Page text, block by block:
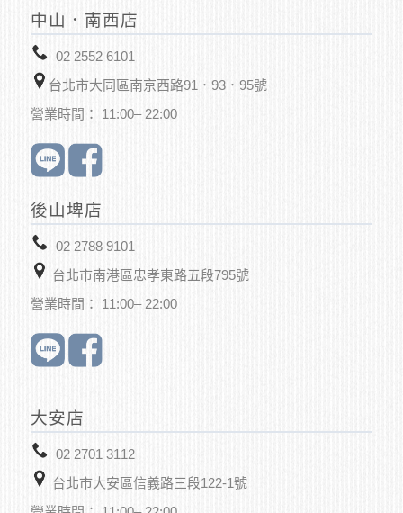
中山．南西店
02 2552 6101
台北市大同區南京西路91．93．95號
營業時間： 11:00– 22:00
後山埤店
02 2788 9101
台北市南港區忠孝東路五段795號
營業時間： 11:00– 22:00
大安店
02 2701 3112
台北市大安區信義路三段122-1號